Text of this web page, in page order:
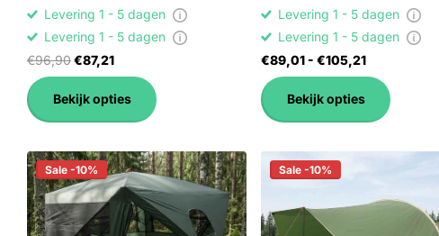
Levering 1 - 5 dagen
Levering 1 - 5 dagen
€96,90€87,21
Bekijk opties
Levering 1 - 5 dagen
Levering 1 - 5 dagen
€89,01 - €105,21
Bekijk opties
Sale -10% Sale -10%